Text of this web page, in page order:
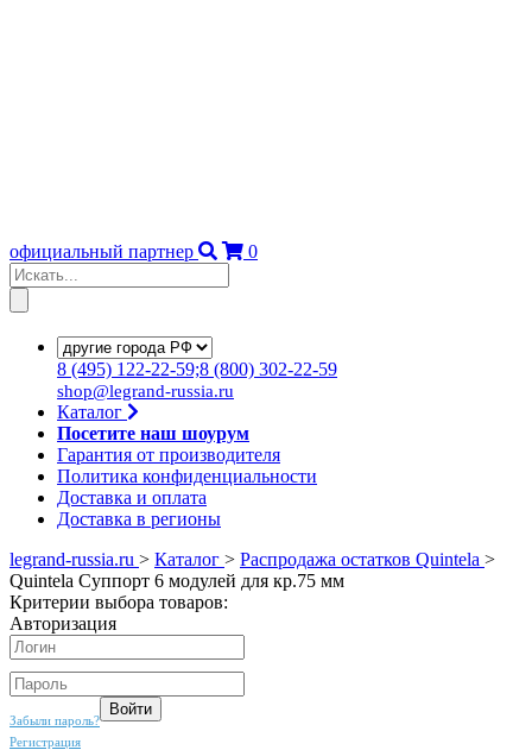
официальный партнер 0
8 (495) 122-22-59;8 (800) 302-22-59
shop@legrand-russia.ru
Каталог
Посетите наш шоурум
Гарантия от производителя
Политика конфиденциальности
Доставка и оплата
Доставка в регионы
legrand-russia.ru > Каталог > Распродажа остатков Quintela >
Quintela Суппорт 6 модулей для кр.75 мм
Критерии выбора товаров:
Авторизация
Забыли пароль?
Регистрация